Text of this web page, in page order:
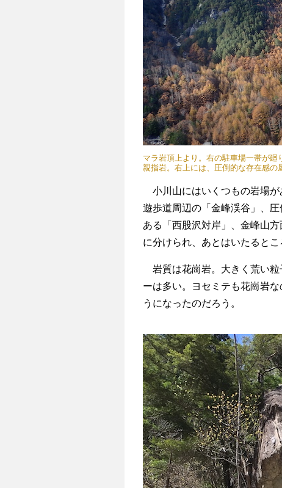
マラ岩頂上より。右の駐車場一帯が
親指岩。右上には、圧倒的な存在感の
小川山にはいくつもの岩場が
遊歩道周辺の「金峰渓谷」、
ある「西股沢対岸」、金峰山
に分けられ、あとはいたると
岩質は花崗岩。大きく荒い粒
ーは多い。ヨセミテも花崗岩
うになったのだろう。